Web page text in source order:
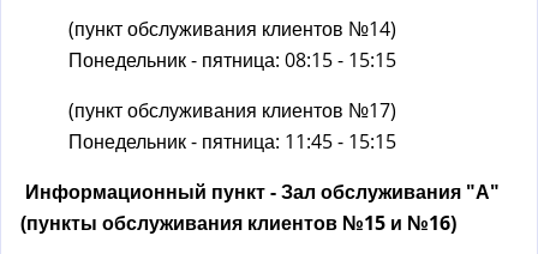
е
ш
я
я
с
(пункт обслуживания клиентов №14)
Понедельник - пятница: 08:15 - 15:15
(пункт обслуживания клиентов №17)
Понедельник - пятница: 11:45 - 15:15
Информационный пункт - Зал обслуживания "А"
(пункты обслуживания клиентов №15 и №16)